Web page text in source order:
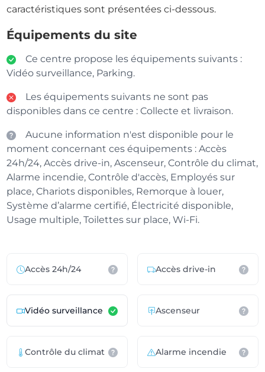
caractéristiques sont présentées ci-dessous.
Équipements du site
Ce centre propose les équipements suivants :
Vidéo surveillance, Parking.
Les équipements suivants ne sont pas
disponibles dans ce centre : Collecte et livraison.
Aucune information n'est disponible pour le
moment concernant ces équipements : Accès
24h/24, Accès drive-in, Ascenseur, Contrôle du climat,
Alarme incendie, Contrôle d'accès, Employés sur
place, Chariots disponibles, Remorque à louer,
Système d’alarme certifié, Électricité disponible,
Usage multiple, Toilettes sur place, Wi-Fi.
Accès 24h/24 Accès drive-in
Vidéo surveillance Ascenseur
Contrôle du climat Alarme incendie